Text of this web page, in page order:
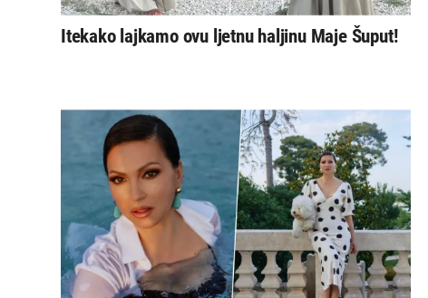
Itekako lajkamo ovu ljetnu haljinu Maje Šuput!